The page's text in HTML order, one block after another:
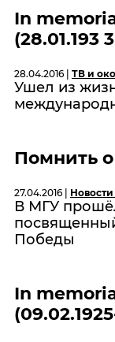
In
(28.01.193
28.04.2016 | ТВ и
Ушел из
Помнить о
27.04.2016 |
В МГУ
Победы
In